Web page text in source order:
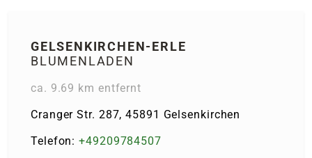
GELSEN­KIRCHEN-ERLE
BLUMENLADEN
ca. 9.69 km entfernt
Cranger Str. 287, 45891 Gelsenkirchen
Telefon:+49209784507